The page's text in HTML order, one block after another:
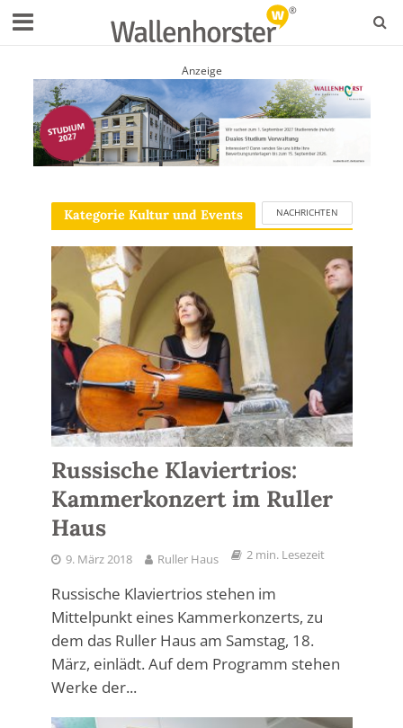
Anzeige
Kategorie Kultur und Events NACHRICHTEN
Russische Klaviertrios:
Kammerkonzert im Ruller
Haus
9. März 2018 Ruller Haus 2 min. Lesezeit
Russische Klaviertrios stehen im
Mittelpunkt eines Kammerkonzerts, zu
dem das Ruller Haus am Samstag, 18.
März, einlädt. Auf dem Programm stehen
Werke der...